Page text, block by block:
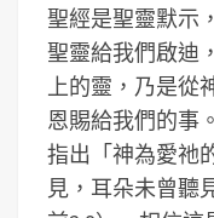
聖經是聖靈默示
聖靈給我們啟迪
上的靈，乃是從
恩賜給我們的事
指出「神為愛祂
見，耳朵未曾聽